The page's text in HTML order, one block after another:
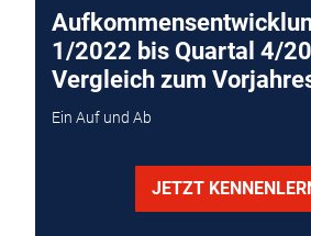
1/2022 bis Quartal 4/
Vergleich zum
Ein Auf und Ab
JETZT